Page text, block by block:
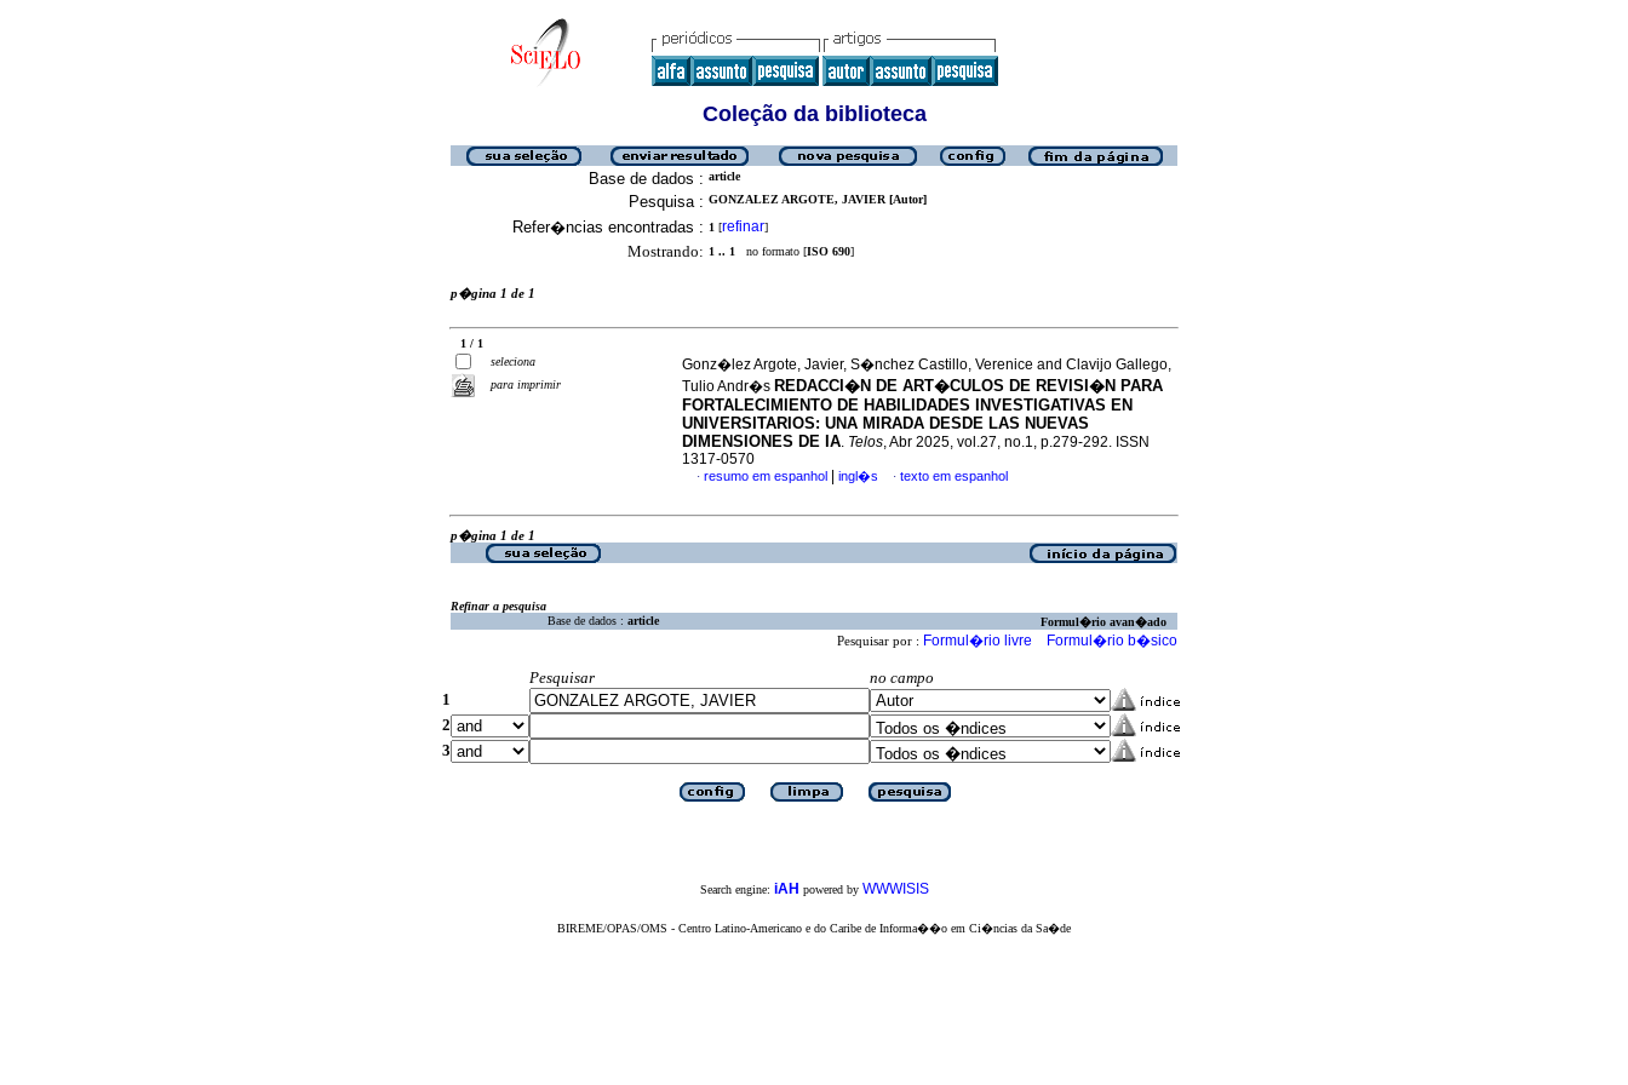
Coleção da biblioteca
Base de dados : article
Pesquisa : GONZALEZ ARGOTE, JAVIER [Autor]
Refer�ncias encontradas : 1 [refinar]
Mostrando: 1 .. 1 no formato [ISO 690]
p�gina 1 de 1
1 / 1
seleciona
para imprimir
Gonz�lez Argote, Javier, S�nchez Castillo, Verenice and Clavijo Gallego,
Tulio Andr�s REDACCI�N DE ART�CULOS DE REVISI�N PARA
FORTALECIMIENTO DE HABILIDADES INVESTIGATIVAS EN
UNIVERSITARIOS: UNA MIRADA DESDE LAS NUEVAS
DIMENSIONES DE IA. Telos, Abr 2025, vol.27, no.1, p.279-292. ISSN
1317-0570
· resumo em espanhol ingl�s · texto em espanhol
p�gina 1 de 1
Refinar a pesquisa
Base de dados : article Formul�rio avan�ado
Pesquisar por : Formul�rio livre Formul�rio b�sico
Pesquisar
no campo
1
2
3
Search engine: iAH powered by WWWISIS
BIREME/OPAS/OMS - Centro Latino-Americano e do Caribe de Informa��o em Ci�ncias da Sa�de